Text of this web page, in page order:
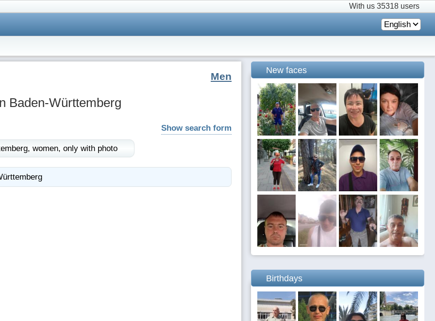
With us 35318 users
English
Baden-Württemberg
Men
Show search form
women, only with photo
New faces
Birthdays